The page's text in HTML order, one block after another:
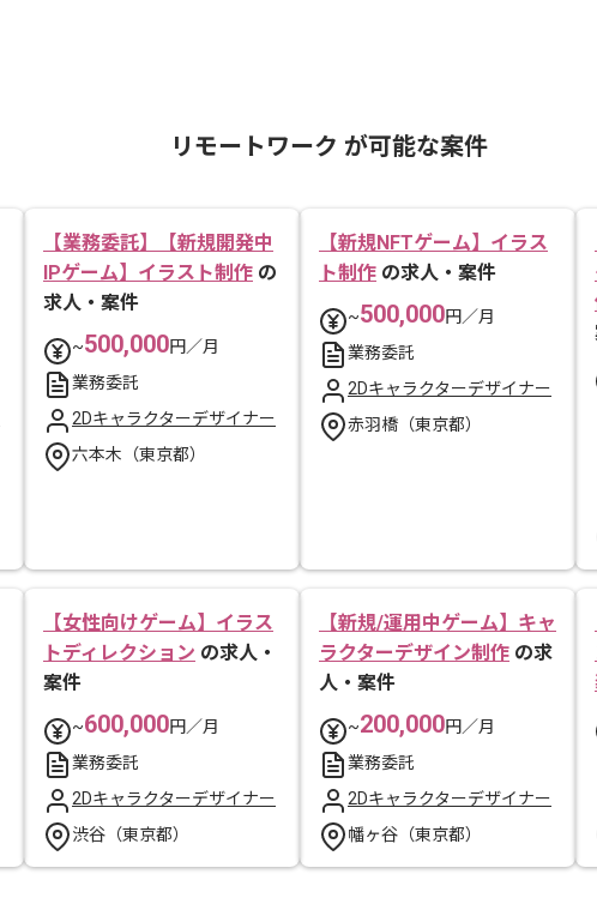
リモートワーク が可能な案件
【業務委託】【新規開発中
IPゲーム】イラスト制作 の
求人・案件
~500,000円／月
業務委託
2Dキャラクターデザイナー
六本木（東京都）
【新規NFTゲーム】イラス
ト制作 の求人・案件
~500,000円／月
業務委託
2Dキャラクターデザイナー
赤羽橋（東京都）
【女性向けゲーム】イラス
トディレクション の求人・
案件
~600,000円／月
業務委託
2Dキャラクターデザイナー
渋谷（東京都）
【新規/運用中ゲーム】キャ
ラクターデザイン制作 の求
人・案件
~200,000円／月
業務委託
2Dキャラクターデザイナー
幡ヶ谷（東京都）